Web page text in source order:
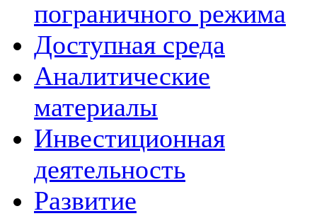
пограничного режима
Доступная среда
Аналитические
материалы
Инвестиционная
деятельность
Развитие